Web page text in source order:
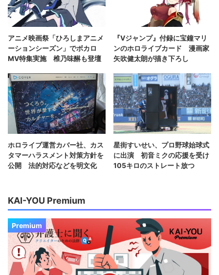
アニメ映画祭「ひろしまアニメ
ーションシーズン」でボカロ
MV特集実施 椎乃味醂も登壇
『Vジャンプ』付録に宝鐘マリ
ンのホロライブカード 漫画家
矢吹健太朗が描き下ろし
ホロライブ運営カバー社、カス
タマーハラスメント対策方針を
公開 法的対応などを明文化
星街すいせい、プロ野球始球式
に出演 初音ミクの応援を受け
105キロのストレート放つ
KAI-YOU Premium
Premium